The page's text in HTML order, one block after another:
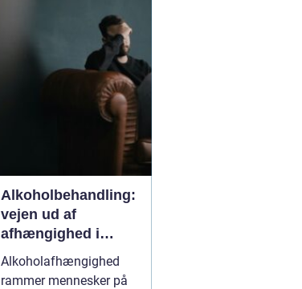
logistik, der skal gå op.
Flyttefirma Nordsjæ...
Alkoholbehandling:
vejen ud af
afhængighed i
trygge rammer
Alkoholafhængighed
rammer mennesker på